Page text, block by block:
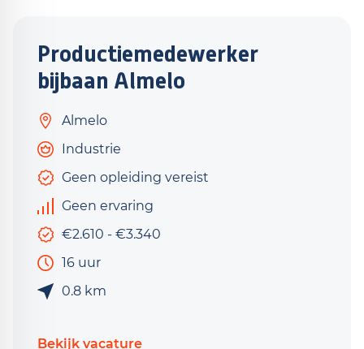
Productiemedewerker
bijbaan Almelo
Almelo
Industrie
Geen opleiding vereist
Geen ervaring
€2.610 - €3.340
16 uur
0.8 km
Bekijk vacature